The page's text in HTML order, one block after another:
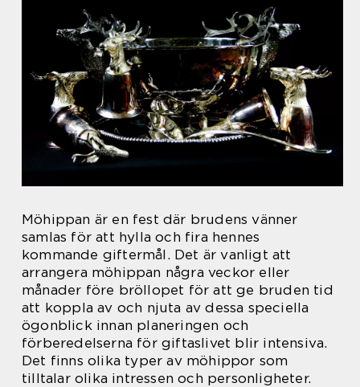
Möhippan är en fest där brudens vänner
samlas för att hylla och fira hennes
kommande giftermål. Det är vanligt att
arrangera möhippan några veckor eller
månader före bröllopet för att ge bruden tid
att koppla av och njuta av dessa speciella
ögonblick innan planeringen och
förberedelserna för giftaslivet blir intensiva.
Det finns olika typer av möhippor som
tilltalar olika intressen och personligheter.